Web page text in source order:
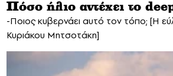
Πόσο ήλιο αντέχει το
-Ποιος κυβερνάει αυτό τον τόπο; [Η
Κυριάκου Μητσοτάκη]